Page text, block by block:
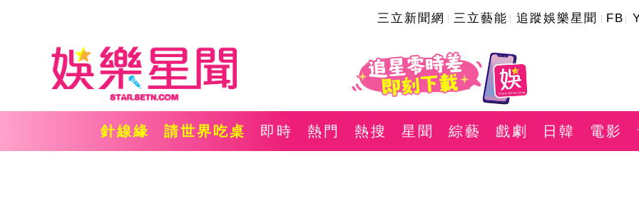
三立新聞網 三立藝能 追蹤娛樂星聞 FB
針線緣 請世界吃桌 即時 熱門 熱搜 星聞 綜藝 戲劇 日韓 電影